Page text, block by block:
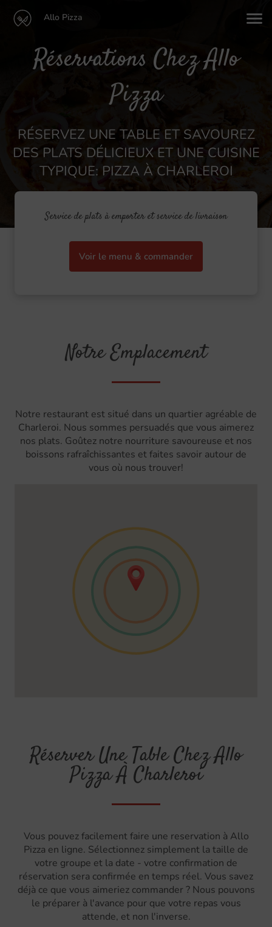
Allo Pizza
Réservations Chez Allo
Pizza
RÉSERVEZ UNE TABLE ET SAVOUREZ
DES PLATS DÉLICIEUX ET UNE CUISINE
TYPIQUE: PIZZA À CHARLEROI
Service de plats à emporter et service de livraison
Voir le menu & commander
Notre Emplacement
Notre restaurant est situé dans un quartier agréable de
Charleroi. Nous sommes persuadés que vous aimerez
nos plats. Goûtez notre nourriture savoureuse et nos
boissons rafraîchissantes et faites savoir autour de
vous où nous trouver!
Réserver Une Table Chez Allo
Pizza À Charleroi
Vous pouvez facilement faire une reservation à Allo
Pizza en ligne. Sélectionnez simplement la taille de
votre groupe et la date - votre confirmation de
réservation sera confirmée en temps réel. Vous savez
déjà ce que vous aimeriez commander ? Nous pouvons
le préparer à l'avance pour que votre repas vous
attende, et non l'inverse.